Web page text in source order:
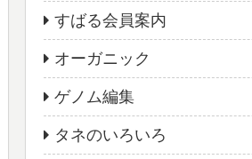
すばる会員案内
オーガニック
ゲノム編集
タネのいろいろ